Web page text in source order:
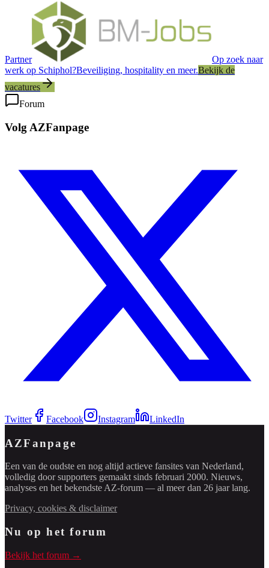
Partner
Op zoek naar
werk op Schiphol?Beveiliging, hospitality en meer.Bekijk de
vacatures
Forum
Volg AZFanpage
Twitter Facebook Instagram LinkedIn
AZFanpage
Een van de oudste en nog altijd actieve fansites van Nederland,
volledig door supporters gemaakt sinds februari 2000. Nieuws,
analyses en het bekendste AZ-forum — al meer dan 26 jaar lang.
Privacy, cookies & disclaimer
Nu op het forum
Bekijk het forum →